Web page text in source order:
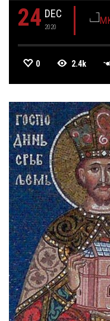
24 DEC
2020
0 2.4k